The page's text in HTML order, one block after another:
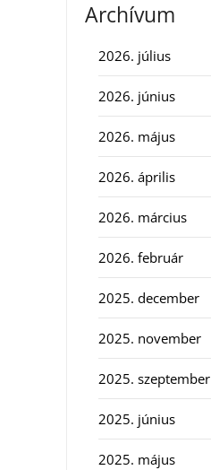
Archívum
2026. július
2026. június
2026. május
2026. április
2026. március
2026. február
2025. december
2025. november
2025. szeptember
2025. június
2025. május